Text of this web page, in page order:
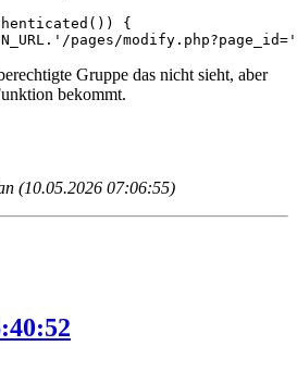
{
pages/
Gruppe das nicht sieht, aber
bekommt.
(10.05.2026 07:06:55)